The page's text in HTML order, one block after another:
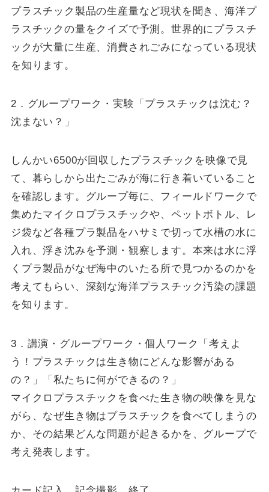
プラスチック製品の生産量など現状を聞き、海洋プ
ラスチックの量をクイズで予測。世界的にプラスチ
ックが大量に生産、消費されごみになっている現状
を知ります。
2．グループワーク・実験「プラスチックは沈む？
沈まない？」
しんかい6500が回収したプラスチックを映像で見
て、暮らしから出たごみが海に行き着いていること
を確認します。グループ毎に、フィールドワークで
集めたマイクロプラスチックや、ペットボトル、レ
ジ袋など各種プラ製品をハサミで切って水槽の水に
入れ、浮き沈みを予測・観察します。本来は水に浮
くプラ製品がなぜ海中のいたる所で見つかるのかを
考えてもらい、深刻な海洋プラスチック汚染の課題
を知ります。
3．講演・グループワーク・個人ワーク「考えよ
う！プラスチックは生き物にどんな影響がある
の？」「私たちに何ができるの？」
マイクロプラスチックを食べた生き物の映像を見な
がら、なぜ生き物はプラスチックを食べてしまうの
か、その結果どんな問題が起きるかを、グループで
考え発表します。